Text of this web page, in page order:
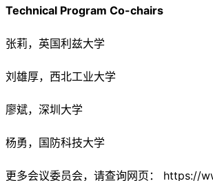
Technical Program Co-chairs
张莉，英国利兹大学
刘雄厚，西北工业大学
廖斌，深圳大学
杨勇，国防科技大学
更多会议委员会，请查询网页： https://